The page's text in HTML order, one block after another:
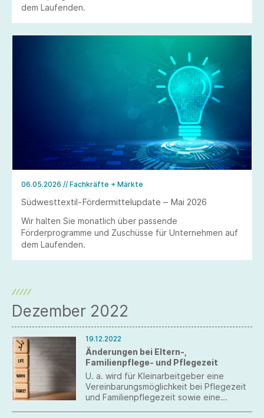
dem Laufenden.
06.05.2026 // Fachkräfte + Märkte
Südwesttextil-Fördermittelupdate – Mai 2026
Wir halten Sie monatlich über passende
Förderprogramme und Zuschüsse für Unternehmen auf
dem Laufenden.
Dezember 2022
19.12.2022
Änderungen bei Eltern-,
Familienpflege- und Pflegezeit
U. a. wird für Kleinarbeitgeber eine
Vereinbarungsmöglichkeit bei Pflegezeit
und Familienpflegezeit sowie eine